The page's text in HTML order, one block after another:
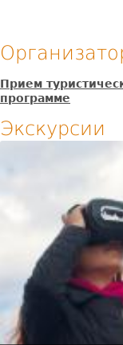
Прием
программе
Экскурсии